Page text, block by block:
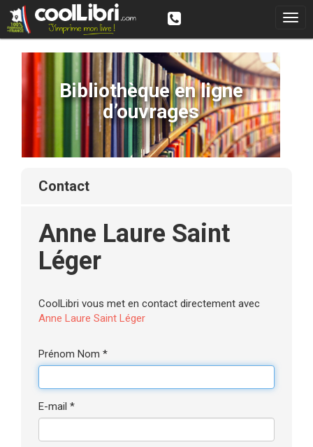
Bibliothèque en ligne
d’ouvrages
contact
Anne Laure Saint
Léger
CoolLibri vous met en contact directement avec
Anne Laure Saint Léger
Prénom Nom *
E-mail *